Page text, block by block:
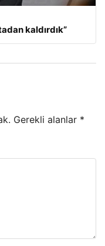
kaldırdık”
Gerekli alanlar *